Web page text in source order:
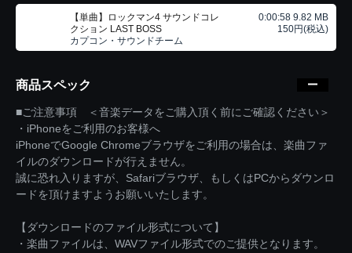
【単曲】ロックマン4 サウンドコレ
クション LAST BOSS
カプコン・サウンドチーム
0:00:58 9.82 MB
150円(税込)
商品スペック
■ご注意事項 ＜音楽データをご購入頂く前にご確認ください＞
・iPhoneをご利用のお客様へ
iPhoneでGoogle Chromeブラウザをご利用の場合は、楽曲ファ
イルのダウンロードが行えません。
誠に恐れ入りますが、Safariブラウザ、もしくはPCからダウンロ
ードを頂けますようお願いいたします。
【ダウンロードのファイル形式について】
・楽曲ファイルは、WAVファイル形式でのご提供となります。